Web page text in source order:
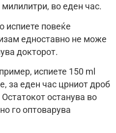
во еден час.
испиете повеќе
едноставно не може
докторот.
испиете 150 ml
за еден час црниот дроб
останува во
го оптоварува